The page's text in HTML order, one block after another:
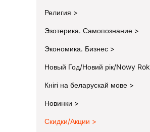
Религия
Эзотерика. Самопознание
Экономика. Бизнес
Новый Год/Новий рік/Nowy Rok
Кнігі на беларускай мове
Новинки
Скидки/Акции